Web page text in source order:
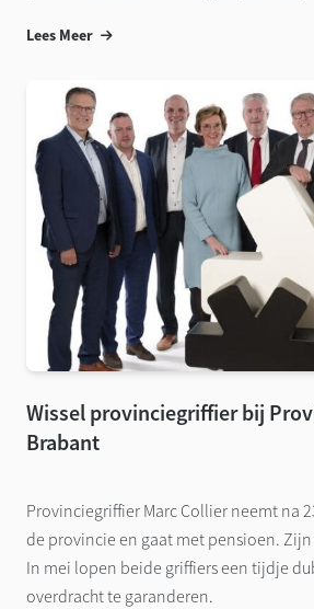
Lees Meer
Wissel provinciegriffier bij
Brabant
Provinciegriffier Marc Collier neemt na
de provincie en gaat met pensioen.
In mei lopen beide griffiers een tijdje
overdracht te garanderen.